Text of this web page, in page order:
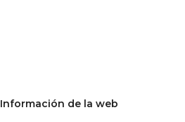
Información de la web